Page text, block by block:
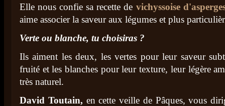
Elle nous confie sa recette de vichyssoise
aime associer la saveur aux légumes et plus
Verte ou blanche, tu choisiras ?
Ils aiment les deux, les vertes pour leur saveur
fruité et les blanches pour leur texture, leur légère
très naturel.
David Toutain, en cette veille de Pâques, vous